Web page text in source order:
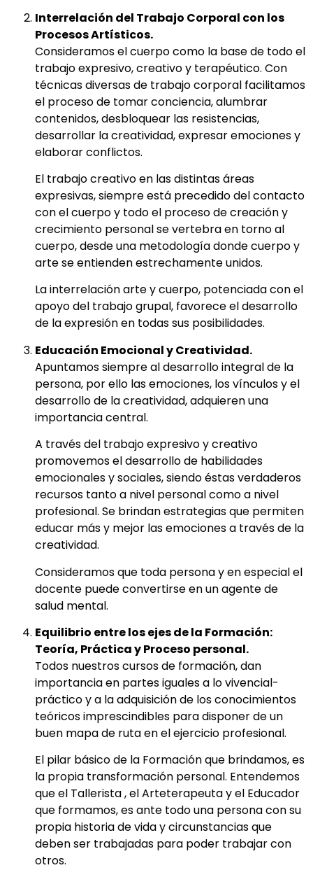
Interrelación del Trabajo Corporal con los
Procesos Artísticos.
Consideramos el cuerpo como la base de todo el
trabajo expresivo, creativo y terapéutico. Con
técnicas diversas de trabajo corporal facilitamos
el proceso de tomar conciencia, alumbrar
contenidos, desbloquear las resistencias,
desarrollar la creatividad, expresar emociones y
elaborar conflictos.
El trabajo creativo en las distintas áreas
expresivas, siempre está precedido del contacto
con el cuerpo y todo el proceso de creación y
crecimiento personal se vertebra en torno al
cuerpo, desde una metodología donde cuerpo y
arte se entienden estrechamente unidos.
La interrelación arte y cuerpo, potenciada con el
apoyo del trabajo grupal, favorece el desarrollo
de la expresión en todas sus posibilidades.
Educación Emocional y Creatividad.
Apuntamos siempre al desarrollo integral de la
persona, por ello las emociones, los vínculos y el
desarrollo de la creatividad, adquieren una
importancia central.
A través del trabajo expresivo y creativo
promovemos el desarrollo de habilidades
emocionales y sociales, siendo éstas verdaderos
recursos tanto a nivel personal como a nivel
profesional. Se brindan estrategias que permiten
educar más y mejor las emociones a través de la
creatividad.
Consideramos que toda persona y en especial el
docente puede convertirse en un agente de
salud mental.
Equilibrio entre los ejes de la Formación:
Teoría, Práctica y Proceso personal.
Todos nuestros cursos de formación, dan
importancia en partes iguales a lo vivencial-
práctico y a la adquisición de los conocimientos
teóricos imprescindibles para disponer de un
buen mapa de ruta en el ejercicio profesional.
El pilar básico de la Formación que brindamos, es
la propia transformación personal. Entendemos
que el Tallerista , el Arteterapeuta y el Educador
que formamos, es ante todo una persona con su
propia historia de vida y circunstancias que
deben ser trabajadas para poder trabajar con
otros.